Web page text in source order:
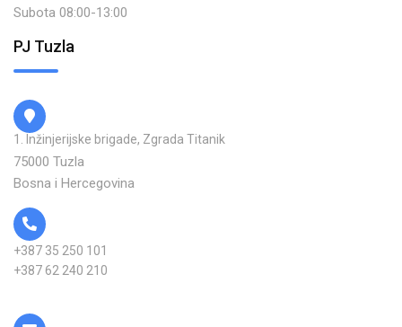
Subota 08:00-13:00
PJ Tuzla
1. Inžinjerijske brigade, Zgrada Titanik
75000 Tuzla
Bosna i Hercegovina
+387 35 250 101
+387 62 240 210